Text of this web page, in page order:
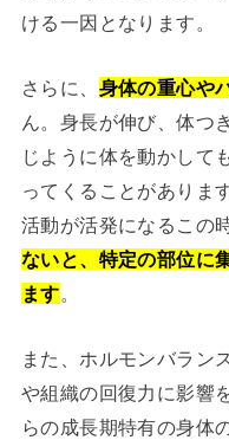
ける一因となります。
さらに、 身体の重心や
ん。身長が伸び、体つ
じように体を動かして
ってくることがありま
活動が活発になるこの
ないと、特定の部位に
ます。
また、ホルモンバラン
や組織の回復力に影響
らの成長期特有の身体